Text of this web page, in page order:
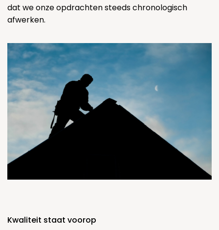
dat we onze opdrachten steeds chronologisch
afwerken.
Kwaliteit staat voorop